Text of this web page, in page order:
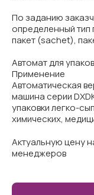
По заданию
определенный тип
пакет (sachet),
Автомат для
Применение
Автоматическая
машина серии
упаковки легко-
химических,
Актуальную цену
менеджеров